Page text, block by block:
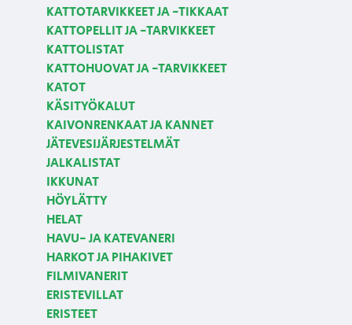
KATTOTARVIKKEET JA -TIKKAAT
KATTOPELLIT JA -TARVIKKEET
KATTOLISTAT
KATTOHUOVAT JA -TARVIKKEET
KATOT
KÄSITYÖKALUT
KAIVONRENKAAT JA KANNET
JÄTEVESIJÄRJESTELMÄT
JALKALISTAT
IKKUNAT
HÖYLÄTTY
HELAT
HAVU- JA KATEVANERI
HARKOT JA PIHAKIVET
FILMIVANERIT
ERISTEVILLAT
ERISTEET